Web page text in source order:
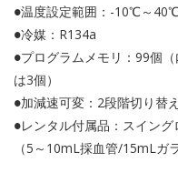
●温度設定範囲：-10℃～
●冷媒：R134a
●プログラムメモリ：99個
は3個）
●加減速可変：2段階切り替
●レンタル付属品：スイン
（5～10mL採血管/15mLガ